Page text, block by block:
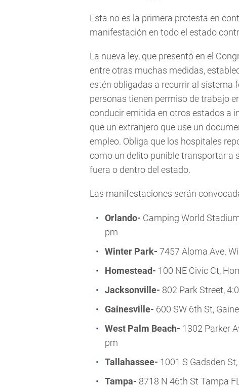
Esta no es la primera protesta en
manifestación en todo el estado
La nueva ley, que presentó en el
entre otras muchas medidas,
estén obligadas a recurrir al sistema
personas tienen permiso de trabajo
conducir emitida en otros estados a
que un extranjero que use un
empleo. Obliga que los hospitales
como un delito punible transportar a
fuera o dentro del estado.
Las manifestaciones serán
Orlando- Camping World
pm
Winter Park- 7457 Aloma Ave.
Homestead- 100 NE Civic Ct,
Jacksonville- 802 Park Street,
Gainesville- 600 SW 6th St,
West Palm Beach- 1302 Parker
pm
Tallahassee- 1001 S Gadsden
Tampa- 8718 N 46th St Tampa